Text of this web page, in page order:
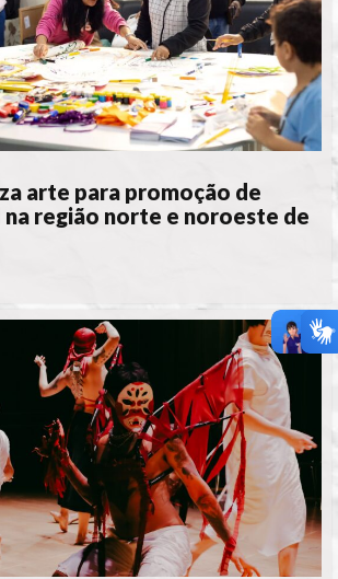
arte para promoção de
na região norte e noroeste de